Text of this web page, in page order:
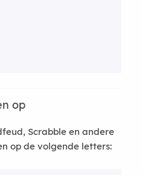
op
Scrabble en andere
op de volgende letters: